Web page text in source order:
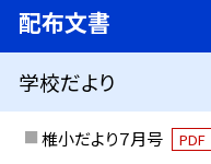
配布文書
学校だより
椎小だより７月号 PDF